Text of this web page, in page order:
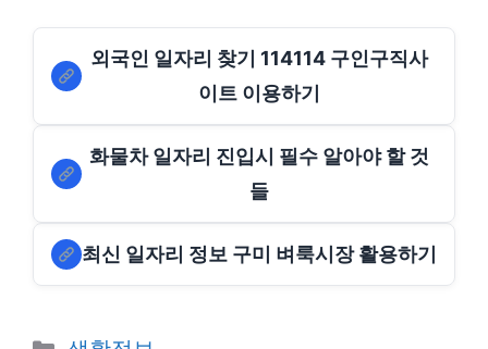
외국인 일자리 찾기 114114 구인구직사
이트 이용하기
화물차 일자리 진입시 필수 알아야 할 것
들
최신 일자리 정보 구미 벼룩시장 활용하기